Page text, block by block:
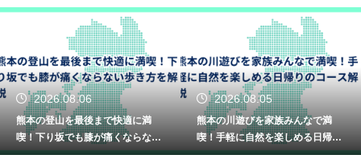
2026.08.06
熊本の登山を最後まで快適に満
喫！下り坂でも膝が痛くならない
歩き方を解説
2026.08.05
熊本の川遊びを家族みんなで満
喫！手軽に自然を楽しめる日帰り
のコース解説